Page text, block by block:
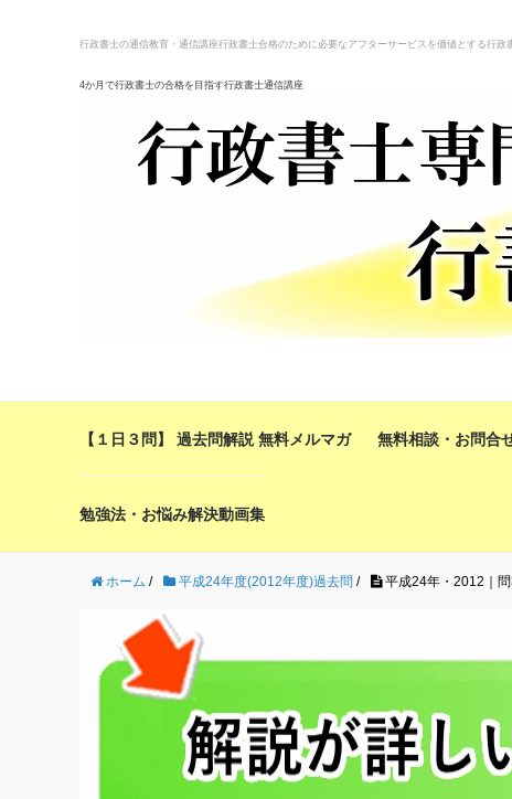
行政書士の通信教育・通信講座行政書士合格のために必要なアフターサービスを価値とする行政
4か月で行政書士の合格を目指す行政書士通信講座
【１日３問】 過去問解説 無料メルマガ 無料相談・お問合
勉強法・お悩み解決動画集
ホーム / 平成24年度(2012年度)過去問 / 平成24年・2012｜